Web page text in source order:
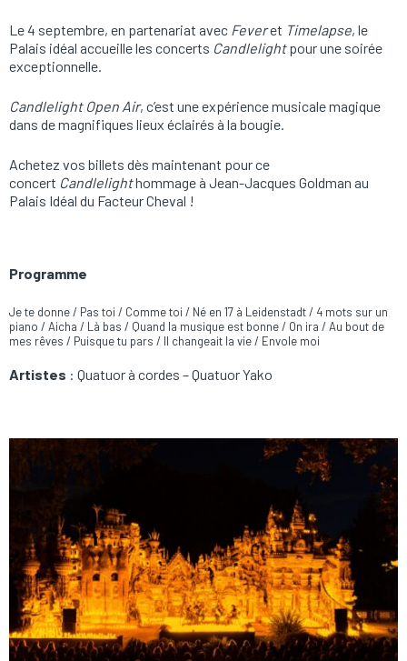
Le 4 septembre, en partenariat avec Feveret Timelapse, le
Palais idéal accueille les concerts Candlelightpour une soirée
exceptionnelle.
Candlelight Open Air, c’est une expérience musicale magique
dans de magnifiques lieux éclairés à la bougie.
Achetez vos billets dès maintenant pour ce
concert Candlelighthommage à Jean-Jacques Goldman au
Palais Idéal du Facteur Cheval !
Programme
Je te donne / Pas toi / Comme toi / Né en 17 à Leidenstadt / 4 mots sur un
piano / Aicha / Là bas / Quand la musique est bonne / On ira / Au bout de
mes rêves / Puisque tu pars / Il changeait la vie / Envole moi
Artistes : Quatuor à cordes – Quatuor Yako